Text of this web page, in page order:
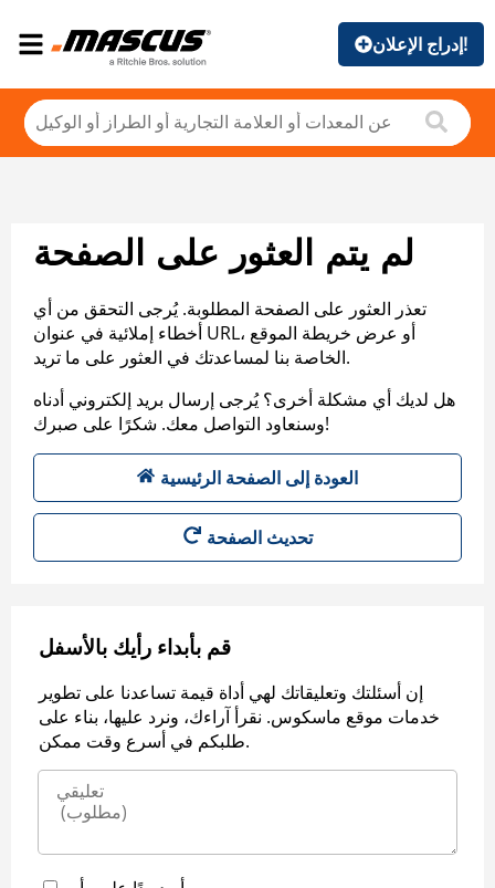
إدراج الإعلان!
لم يتم العثور على الصفحة
تعذر العثور على الصفحة المطلوبة. يُرجى التحقق من أي
أخطاء إملائية في عنوان URL، أو عرض خريطة الموقع
الخاصة بنا لمساعدتك في العثور على ما تريد.
هل لديك أي مشكلة أخرى؟ يُرجى إرسال بريد إلكتروني أدناه
وسنعاود التواصل معك. شكرًا على صبرك!
العودة إلى الصفحة الرئيسية
تحديث الصفحة
قم بأبداء رأيك بالأسفل
إن أسئلتك وتعليقاتك لهي أداة قيمة تساعدنا على تطوير
خدمات موقع ماسكوس. نقرأ آراءك، ونرد عليها، بناء على
طلبكم في أسرع وقت ممكن.